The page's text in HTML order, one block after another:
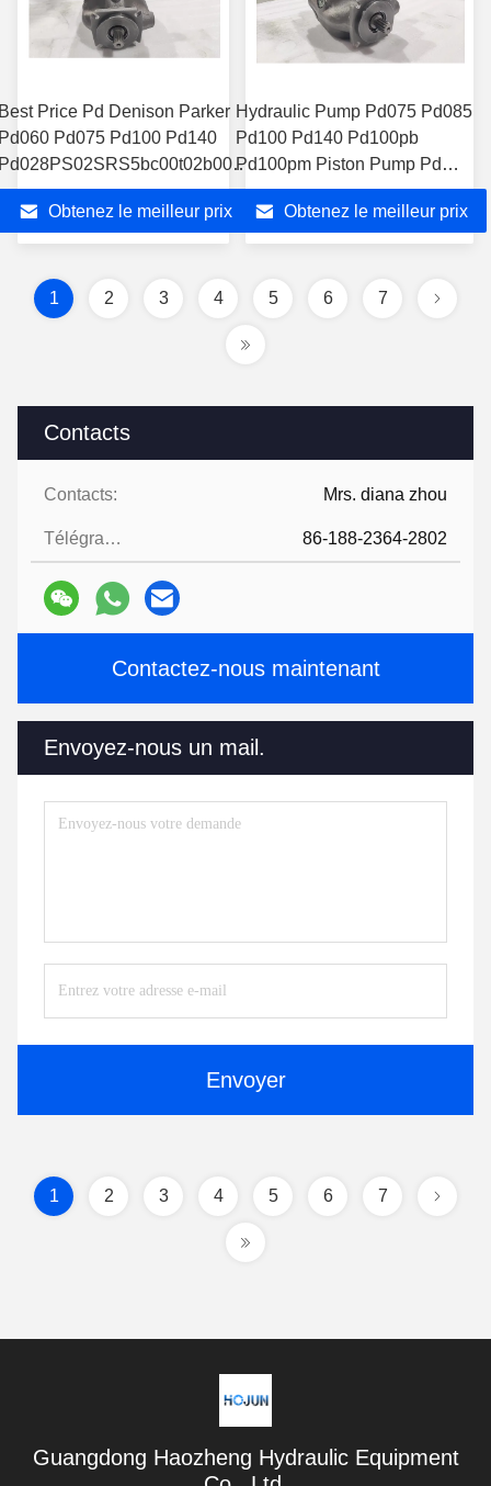
Contacts
Contacts: Mrs. diana zhou
Télégramme: 86-188-2364-2802
Contactez-nous maintenant
Envoyez-nous un mail.
Envoyer
Price Pd Denison Parker
Pd075 Pd100 Pd140
Pump
Obtenez le meilleur prix
Hydraulic Pump Pd075 Pd085
Pd100 Pd140 Pd100pb
Pd100pm Piston Pump Pd
Pd100pb04SRS5al00t00q0000
Pd100pm04SLS5al00s3000000
Obtenez le meilleur prix
1 2 3 4 5 6 7
1 2 3 4 5 6 7
Guangdong Haozheng Hydraulic Equipment